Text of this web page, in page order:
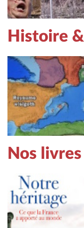
Histoire
Nos